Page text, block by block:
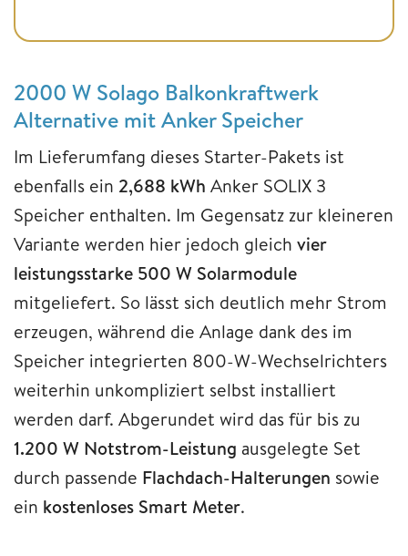
2000 W Solago Balkonkraftwerk
Alternative mit Anker Speicher
Im Lieferumfang dieses Starter-Pakets ist
ebenfalls ein 2,688 kWh Anker SOLIX 3
Speicher enthalten. Im Gegensatz zur kleineren
Variante werden hier jedoch gleich vier
leistungsstarke 500 W Solarmodule
mitgeliefert. So lässt sich deutlich mehr Strom
erzeugen, während die Anlage dank des im
Speicher integrierten 800-W-Wechselrichters
weiterhin unkompliziert selbst installiert
werden darf. Abgerundet wird das für bis zu
1.200 W Notstrom-Leistung ausgelegte Set
durch passende Flachdach-Halterungen sowie
ein kostenloses Smart Meter.